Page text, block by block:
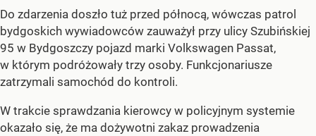
Do zdarzenia doszło tuż przed północą, wówczas patrol
bydgoskich wywiadowców zauważył przy ulicy Szubińskiej
95 w Bydgoszczy pojazd marki Volkswagen Passat,
w którym podróżowały trzy osoby. Funkcjonariusze
zatrzymali samochód do kontroli.
W trakcie sprawdzania kierowcy w policyjnym systemie
okazało się, że ma dożywotni zakaz prowadzenia